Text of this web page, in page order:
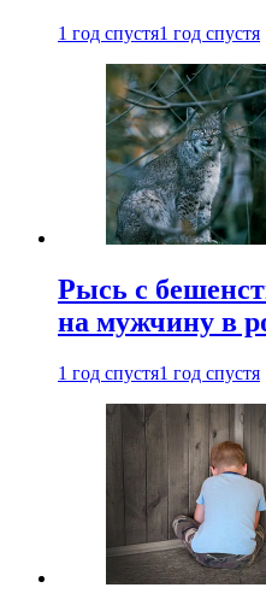
1 год спустя1 год спустя
Рысь с
на мужчину в
1 год спустя1 год спустя